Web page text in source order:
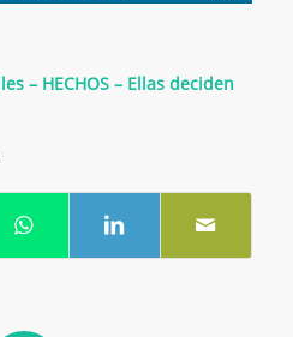
– HECHOS – Ellas deciden